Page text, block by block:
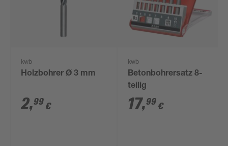
kwb
Holzbohrer Ø 3 mm
2,99 €
kwb
Betonbohrersatz 8-
teilig
17,99 €